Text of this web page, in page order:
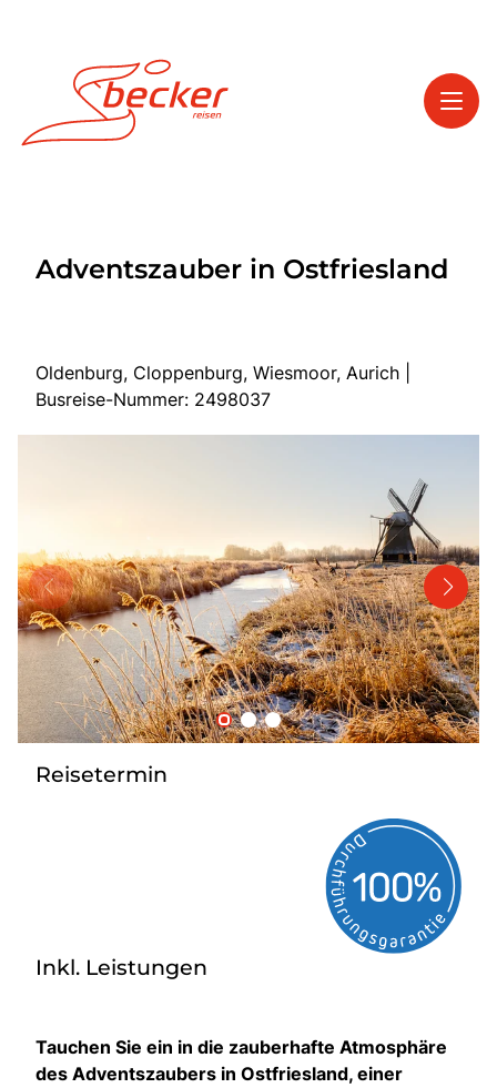
Service
Start
Katalog anfordern
Gutscheine
Service & Kontakt
Adventszauber in Ostfriesland
Oldenburg, Cloppenburg, Wiesmoor, Aurich |
Busreise-Nummer: 2498037
Reisetermin
Inkl. Leistungen
Tauchen Sie ein in die zauberhafte Atmosphäre
des Adventszaubers in Ostfriesland, einer